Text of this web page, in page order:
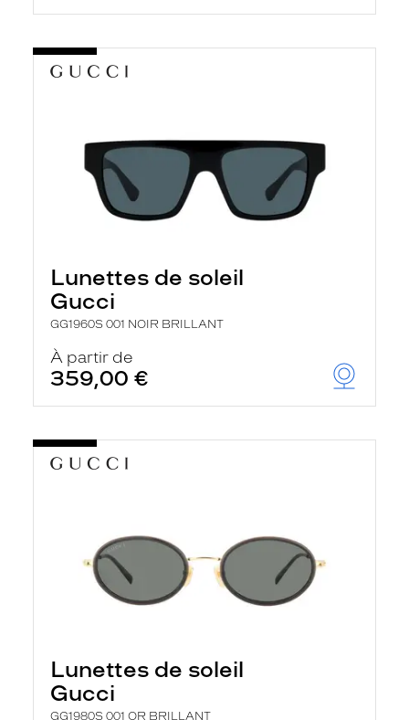
Lunettes de soleil
Gucci
GG1960S 001 NOIR BRILLANT
À partir de
359,00 €
Lunettes de soleil
Gucci
GG1980S 001 OR BRILLANT